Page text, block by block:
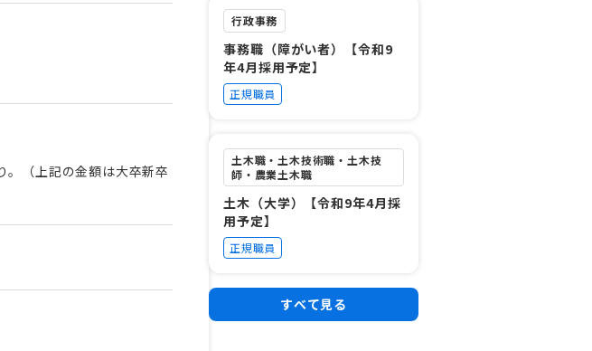
（上記の金額は大卒新卒
行政事務
事務職（障がい者）【令和9
年4月採用予定】
正規職員
土木職・土木技術職・土木技
師・農業土木職
土木（大学）【令和9年4月採
用予定】
正規職員
すべて見る